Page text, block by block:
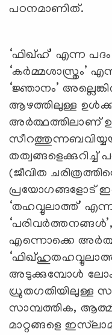
പഠനമാണിത്.
‘ഫിഖ്ഹ്’ എന്ന പദം
‘കർമ്മശാസ്ത്രം’
‘ജ്ഞാനം’
ആഴത്തിലുള്ള
അർത്ഥത്തിലാണ്
തത്വങ്ങളെക്കുറിച്ച്
(ജീവിത
പ്രയോഗങ്ങളോട്
‘തഹവ്വുലാത്ത്’
‘പരിവർത്തനങ്ങൾ’,
എന്നൊക്കെ
‘
അടുക്കുമ്പോൾ
ധ്രുതഗതിയിലുള്ള
സാമ്പത്തിക,
മാറ്റങ്ങളെ